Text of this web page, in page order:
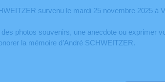
survenu le mardi 25 novembre 2025 à
photos souvenirs, une anecdote ou exprimer
la mémoire d’André SCHWEITZER.